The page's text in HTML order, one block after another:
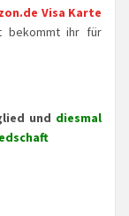
Visa Karte
bekommt ihr für
und diesmal